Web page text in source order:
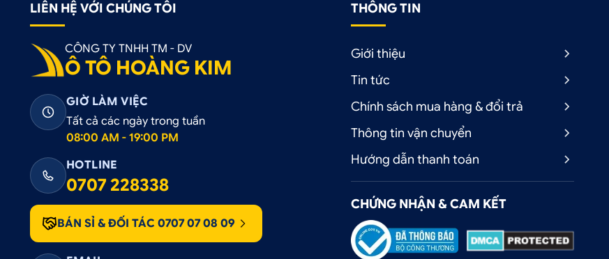
LIÊN HỆ VỚI CHÚNG TÔI
CÔNG TY TNHH TM - DV
Ô TÔ HOÀNG KIM
GIỜ LÀM VIỆC
Tất cả các ngày trong tuần
08:00 AM - 19:00 PM
HOTLINE
0707 228338
BÁN SỈ & ĐỐI TÁC 0707 07 08 09
THÔNG TIN
Giới thiệu
Tin tức
Chính sách mua hàng & đổi trả
Thông tin vận chuyển
Hướng dẫn thanh toán
CHỨNG NHẬN & CAM KẾT